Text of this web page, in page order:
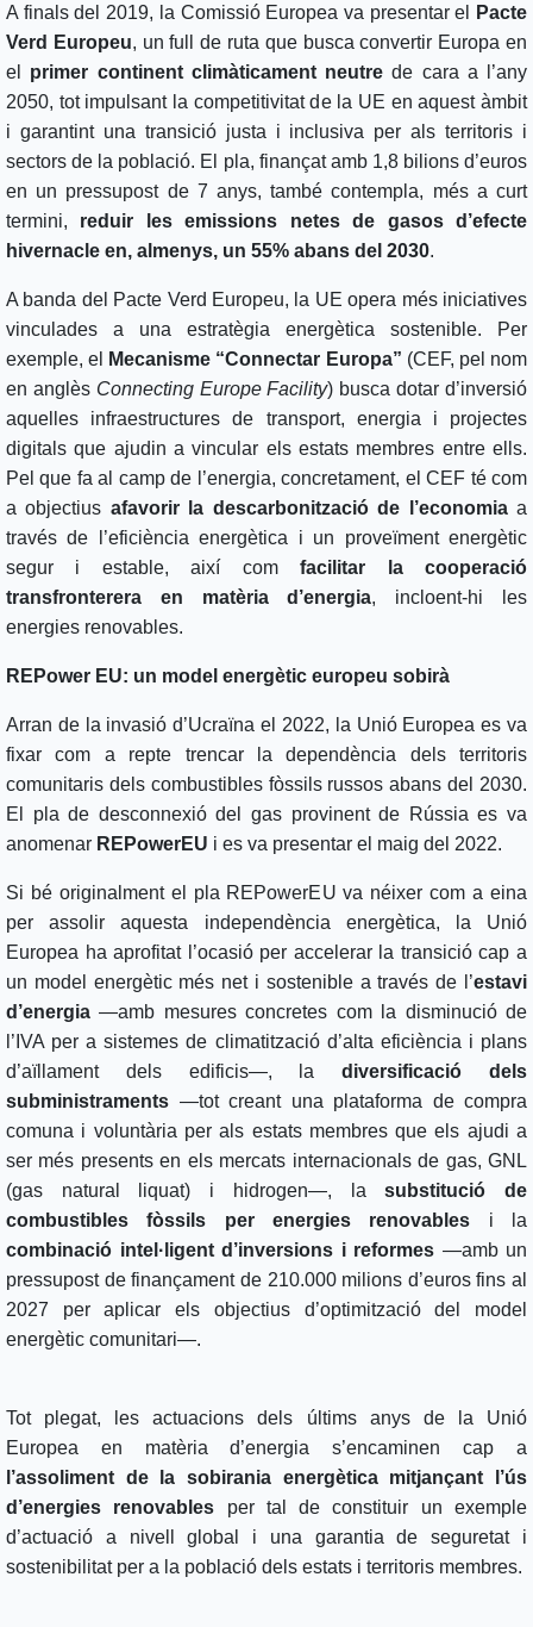
A finals del 2019, la Comissió Europea va presentar el
Pacte
Verd Europeu, un full de ruta que busca convertir Europa en
el primer continent climàticament neutre de cara a l’any
2050, tot impulsant la competitivitat de la UE en aquest àmbit
i garantint una transició justa i inclusiva per als territoris i
sectors de la població. El pla, finançat amb 1,8 bilions d’euros
en un pressupost de 7 anys, també contempla, més a curt
termini, reduir les emissions netes de gasos d’efecte
hivernacle en, almenys, un 55% abans del 2030.
A banda del Pacte Verd Europeu, la UE opera més iniciatives
vinculades a una estratègia energètica sostenible. Per
exemple, el
Mecanisme “Connectar Europa” (CEF, pel nom
en anglès Connecting Europe Facility) busca dotar d’inversió
aquelles infraestructures de transport, energia i projectes
digitals que ajudin a vincular els estats membres entre ells.
Pel que fa al camp de l’energia, concretament, el CEF té com
a objectius afavorir la descarbonització de l’economiaa
través de l’eficiència energètica i un proveïment energètic
segur i estable, així comfacilitar la cooperació
transfronterera en matèria d’energia, incloent-hi les
energies renovables.
REPower EU: un model energètic europeu sobirà
Arran de la invasió d’Ucraïna el 2022, la Unió Europea es va
fixar com a repte trencar la dependència dels territoris
comunitaris dels combustibles fòssils russos abans del 2030.
El pla de desconnexió del gas provinent de Rússia es va
anomenar REPowerEU i es va presentar el maig del 2022.
Si bé originalment el pla REPowerEU va néixer com a eina
per assolir aquesta independència energètica, la Unió
Europea ha aprofitat l’ocasió per accelerar la transició cap a
un model energètic més net i sostenible a través de l’estavi
d’energia —amb mesures concretes com la disminució de
l’IVA per a sistemes de climatització d’alta eficiència i plans
d’aïllament dels edificis—, ladiversificació dels
subministraments —tot creant una plataforma de compra
comuna i voluntària per als estats membres que els ajudi a
ser més presents en els mercats internacionals de gas, GNL
(gas natural liquat) i hidrogen—, lasubstitució de
combustibles fòssils per energies renovables i la
combinació intel·ligent d’inversions i reformes —amb un
pressupost de finançament de 210.000 milions d’euros fins al
2027 per aplicar els objectius d’optimització del model
energètic comunitari—.
Tot plegat, les actuacions dels últims anys de la Unió
Europea en matèria d’energia s’encaminen cap a
l’assoliment de la sobirania energètica mitjançant l’ús
d’energies renovables per tal de constituir un exemple
d’actuació a nivell global i una garantia de seguretat i
sostenibilitat per a la població dels estats i territoris membres.